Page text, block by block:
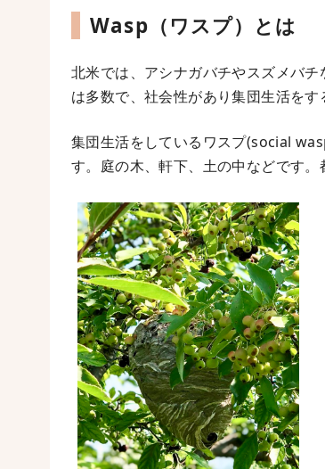
Wasp（ワスプ） とは
北米では、アシナガバチやスズメバ
は多数で、社会性があり集団生活をす
集団生活をしているワスプ(social
す。庭の木、軒下、土の中などです。